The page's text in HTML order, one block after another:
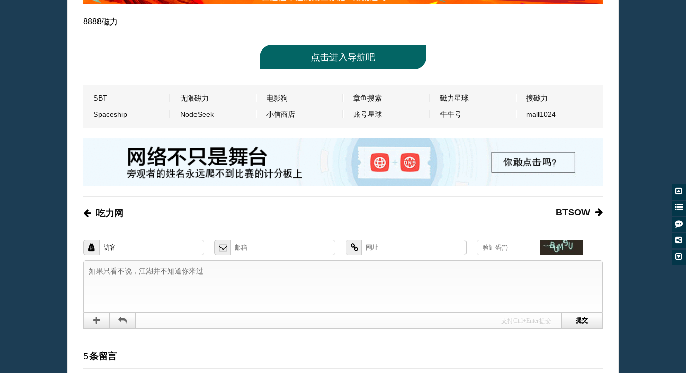
8888磁力
点击进入导航吧
SBT 无限磁力 电影狗 章鱼搜索 磁力星球
搜磁力
Spaceship
NodeSeek 小信商店 账号星球 牛牛号 mall1024
吃力网 BTSOW
支持Ctrl+Enter提交
5条留言